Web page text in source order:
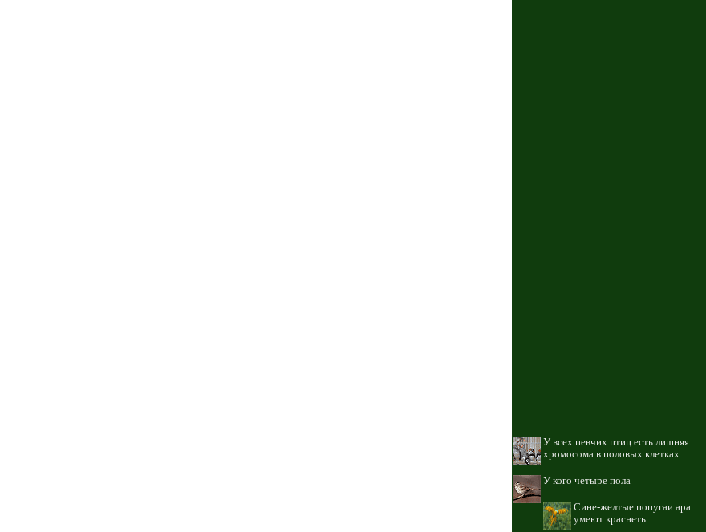
У всех певчих птиц есть лишняя
хромосома в половых клетках
У кого четыре пола
Сине-желтые попугаи ара
умеют краснеть